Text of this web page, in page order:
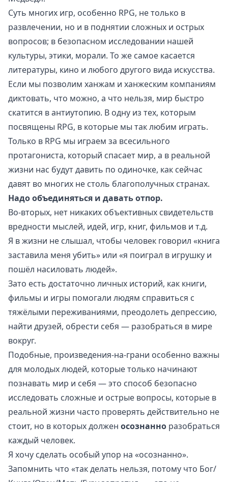
Суть многих игр, особенно RPG, не только в
развлечении, но и в поднятии сложных и острых
вопросов; в безопасном исследовании нашей
культуры, этики, морали. То же самое касается
литературы, кино и любого другого вида искусства.
Если мы позволим ханжам и ханжеским компаниям
диктовать, что можно, а что нельзя, мир быстро
скатится в антиутопию. В одну из тех, которым
посвящены RPG, в которые мы так любим играть.
Только в RPG мы играем за всесильного
протагониста, который спасает мир, а в реальной
жизни нас будут давить по одиночке, как сейчас
давят во многих не столь благополучных странах.
Надо объединяться и давать отпор.
Во-вторых, нет никаких объективных свидетельств
вредности мыслей, идей, игр, книг, фильмов и т.д.
Я в жизни не слышал, чтобы человек говорил «книга
заставила меня убить» или «я поиграл в игрушку и
пошёл насиловать людей».
Зато есть достаточно личных историй, как книги,
фильмы и игры помогали людям справиться с
тяжёлыми переживаниями, преодолеть депрессию,
найти друзей, обрести себя — разобраться в мире
вокруг.
Подобные, произведения-на-грани особенно важны
для молодых людей, которые только начинают
познавать мир и себя — это способ безопасно
исследовать сложные и острые вопросы, которые в
реальной жизни часто проверять действительно не
стоит, но в которых должен осознанно разобраться
каждый человек.
Я хочу сделать особый упор на «осознанно».
Запомнить что «так делать нельзя, потому что Бог/